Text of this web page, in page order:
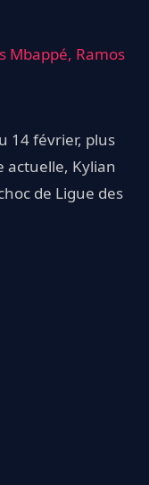
Mbappé, Ramos
14 février, plus
actuelle, Kylian
de Ligue des